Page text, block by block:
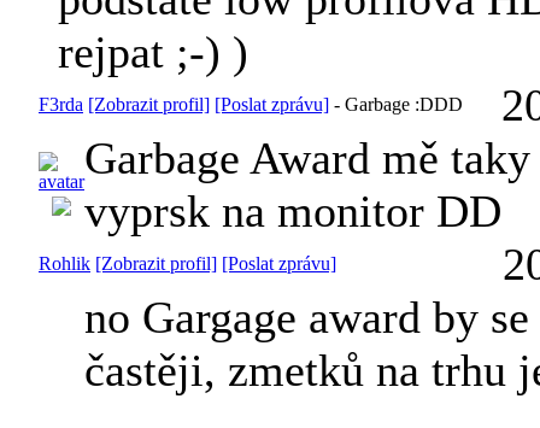
rejpat ;-) )
F3rda [Zobrazit profil] [Poslat zprávu] - Garbage :DDD
Garbage Award mě
vyprsk na monitor DD
Rohlik [Zobrazit profil] [Poslat zprávu]
no Gargage award by
častěji, zmetků na trhu